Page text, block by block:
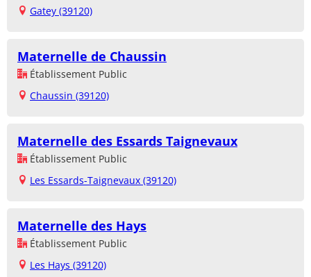
Gatey (39120)
Maternelle de Chaussin
Établissement Public
Chaussin (39120)
Maternelle des Essards Taignevaux
Établissement Public
Les Essards-Taignevaux (39120)
Maternelle des Hays
Établissement Public
Les Hays (39120)